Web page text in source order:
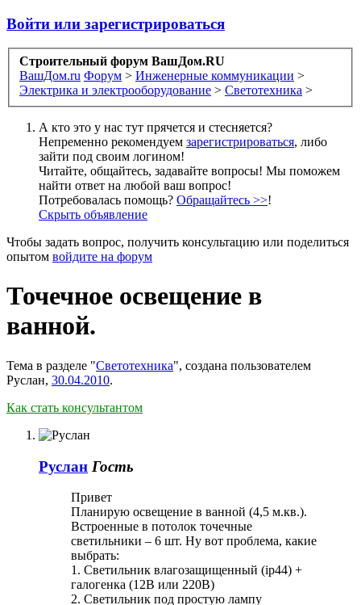
Войти или зарегистрироваться
Строительный форум ВашДом.RU
ВашДом.ru Форум > Инженерные коммуникации >
Электрика и электрооборудование > Светотехника >
А кто это у нас тут прячется и стесняется?
Непременно рекомендуем зарегистрироваться, либо
зайти под своим логином!
Читайте, общайтесь, задавайте вопросы! Мы поможем
найти ответ на любой ваш вопрос!
Потребовалась помощь? Обращайтесь >>!
Скрыть объявление
Чтобы задать вопрос, получить консультацию или поделиться
опытом войдите на форум
Точечное освещение в
ванной.
Тема в разделе "Светотехника", создана пользователем
Руслан, 30.04.2010.
Как стать консультантом
Руслан Гость
Привет
Планирую освещение в ванной (4,5 м.кв.).
Встроенные в потолок точечные
светильники – 6 шт. Ну вот проблема, какие
выбрать:
1. Светильник влагозащищенный (iр44) +
галогенка (12В или 220В)
2. Светильник под простую лампу